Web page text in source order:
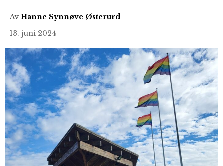
Av Hanne Synnøve Østerurd
13. juni 2024